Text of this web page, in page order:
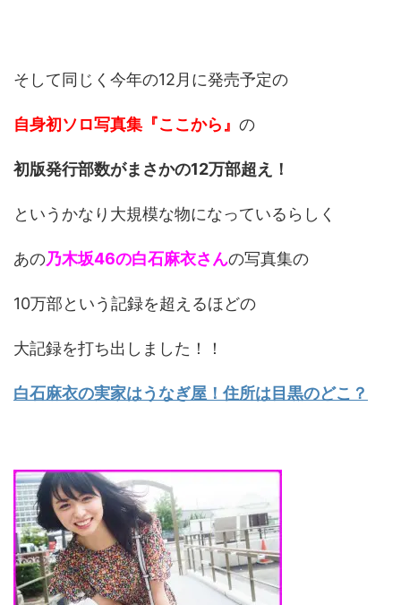
そして同じく今年の12月に発売予定の
自身初ソロ写真集『ここから』 の
初版発行部数がまさかの12万部超え！
というかなり大規模な物になっているらしく
あの乃木坂46の白石麻衣さんの写真集の
10万部という記録を超えるほどの
大記録を打ち出しました！！
白石麻衣の実家はうなぎ屋！住所は目黒のどこ？